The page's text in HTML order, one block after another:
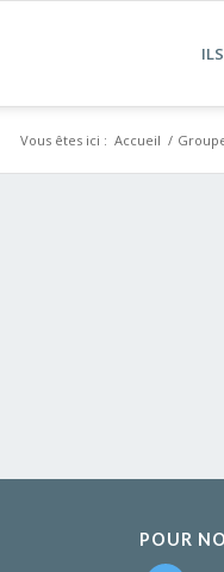
Vous êtes ici : Accueil /
POUR